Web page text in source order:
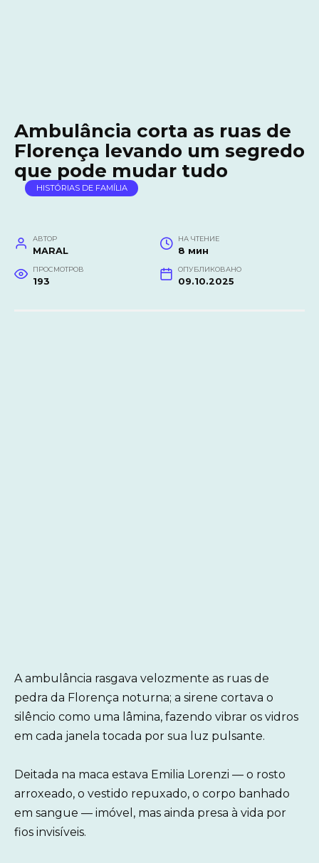
Ambulância corta as ruas de
Florença levando um segredo
que pode mudar tudo
HISTÓRIAS DE FAMÍLIA
АВТОР
MARAL
НА ЧТЕНИЕ
8 мин
ПРОСМОТРОВ
193
ОПУБЛИКОВАНО
09.10.2025
A ambulância rasgava velozmente as ruas de
pedra da Florença noturna; a sirene cortava o
silêncio como uma lâmina, fazendo vibrar os vidros
em cada janela tocada por sua luz pulsante.
Deitada na maca estava Emilia Lorenzi — o rosto
arroxeado, o vestido repuxado, o corpo banhado
em sangue — imóvel, mas ainda presa à vida por
fios invisíveis.